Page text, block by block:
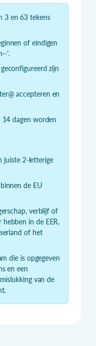
3 en 63 tekens
of eindigen
'.
zijn
accepteren en
dagen worden
juiste 2-letterige
de EU
verblijf of
in de EER,
of het
die is opgegeven
en een
van de